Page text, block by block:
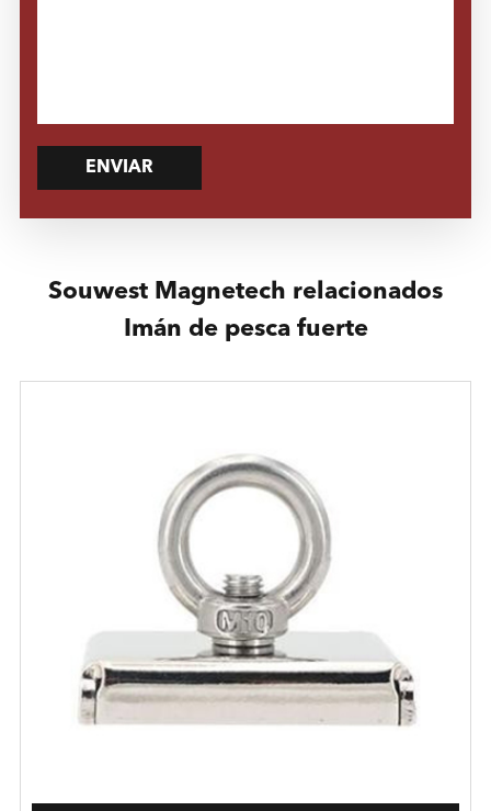
ENVIAR
Souwest Magnetech relacionados
Imán de pesca fuerte